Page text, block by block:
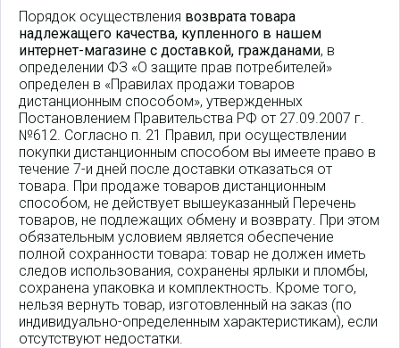
Порядок осуществления возврата товара
надлежащего качества, купленного в нашем
интернет-магазине с доставкой, гражданами, в
определении ФЗ «О защите прав потребителей»
определен в «Правилах продажи товаров
дистанционным способом», утвержденных
Постановлением Правительства РФ от 27.09.2007 г.
№612. Согласно п. 21 Правил, при осуществлении
покупки дистанционным способом вы имеете право в
течение 7-и дней после доставки отказаться от
товара. При продаже товаров дистанционным
способом, не действует вышеуказанный Перечень
товаров, не подлежащих обмену и возврату. При этом
обязательным условием является обеспечение
полной сохранности товара: товар не должен иметь
следов использования, сохранены ярлыки и пломбы,
сохранена упаковка и комплектность. Кроме того,
нельзя вернуть товар, изготовленный на заказ (по
индивидуально-определенным характеристикам), если
отсутствуют недостатки.